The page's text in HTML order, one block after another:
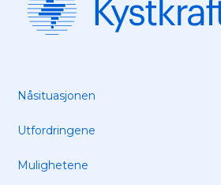
Nåsituasjonen
Utfordringene
Mulighetene